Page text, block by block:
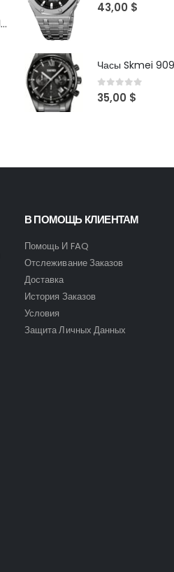
Часы Casio MTS-100D-1AV
0 out of 5
43,00 $
Часы Skmei
0out of 5
35,00 $
В ПОМОЩЬ КЛИЕНТАМ
Помощь И FAQ
Отслеживание Заказов
Доставка
История Заказов
Условия
Защита Личных Данных